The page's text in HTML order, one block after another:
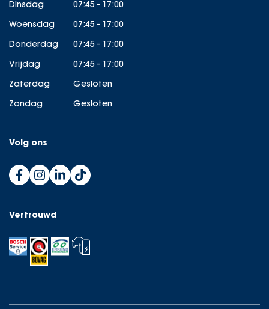
Dinsdag
07:45 - 17:00
Woensdag
07:45 - 17:00
Donderdag
07:45 - 17:00
Vrijdag
07:45 - 17:00
Zaterdag
Gesloten
Zondag
Gesloten
Volg ons
Vertrouwd